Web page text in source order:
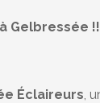
Gelbressée
Éclaireurs ,